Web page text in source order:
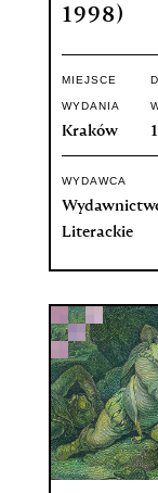
1998)
MIEJSCE
WYDANIA
Kraków
WYDAWCA
Literackie